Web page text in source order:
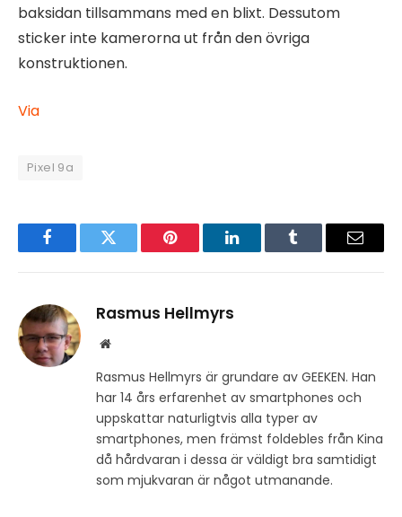
baksidan tillsammans med en blixt. Dessutom
sticker inte kamerorna ut från den övriga
konstruktionen.
Via
Pixel 9a
FacebookTwitter Pinterest LinkedInTumblr Email
Rasmus Hellmyrs
Website
Rasmus Hellmyrs är grundare av GEEKEN. Han
har 14 års erfarenhet av smartphones och
uppskattar naturligtvis alla typer av
smartphones, men främst foldebles från Kina
då hårdvaran i dessa är väldigt bra samtidigt
som mjukvaran är något utmanande.